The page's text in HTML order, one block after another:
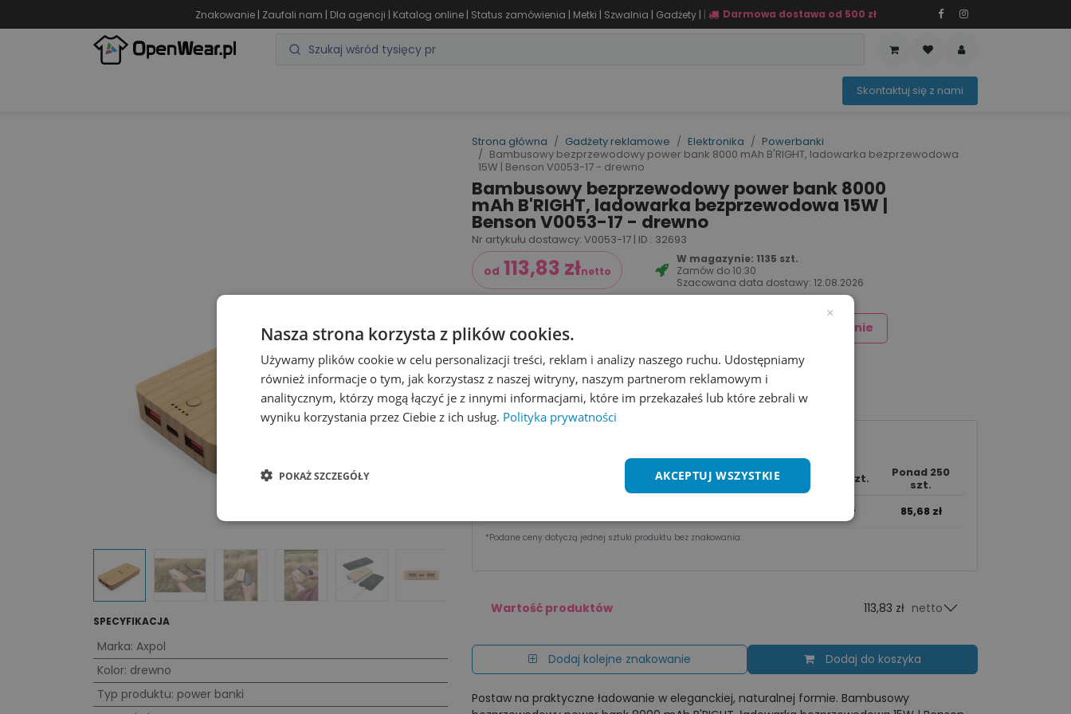
Znakowanie | Zaufali nam | Dla agencji | Katalog online | Status zamówienia | Metki | Szwalnia | Gadżety | | Darmowa dostawa od 500 zł
OFERTA SEZONOWASko​ntaktuj ​​​​się z nami​​​​
Strona główna Gadżety reklamowe Elektronika
Powerbanki
Bambusowy bezprzewodowy power bank 8000 mAh B'RIGHT, ladowarka bezprzewodowa
15W | Benson V0053-17 - drewno
Bambusowy bezprzewodowy power bank 8000
mAh B'RIGHT, ladowarka bezprzewodowa 15W |
Benson V0053-17 - drewno
Nr artykułu dostawcy: V0053-17 | ID : 32693
SPECYFIKACJA
Marka: Axpol
Kolor: drewno
Typ produktu: power banki
od 113,83 złnetto
W magazynie: 1135 szt.
Zamów do 10:30
Szacowana data dostawy: 12.08.2026
Dodaj znakowanie
Wycena na maila
Dodaj do listy życzeń Porównaj
3 - 9 szt. 10 - 49 szt. 50 - 249 szt.
Ponad 250
szt.
zł 85,68 zł
*Podane ceny dotyczą jednej sztuki produktu bez znakowania.​
Wartość produktów 113,83 zł netto
Dodaj kolejne znakowanie Dodaj do koszyka
Postaw na praktyczne ładowanie w eleganckiej, naturalnej formie. Bambusowy
×
Nasza strona korzysta z plików cookies.
Używamy plików cookie w celu personalizacji treści, reklam i analizy naszego ruchu. Udostępniamy
również informacje o tym, jak korzystasz z naszej witryny, naszym partnerom reklamowym i
analitycznym, którzy mogą łączyć je z innymi informacjami, które im przekazałeś lub które zebrali w
wyniku korzystania przez Ciebie z ich usług. Polityka prywatności
AKCEPTUJ WSZYSTKIE
POKAŻ SZCZEGÓŁY